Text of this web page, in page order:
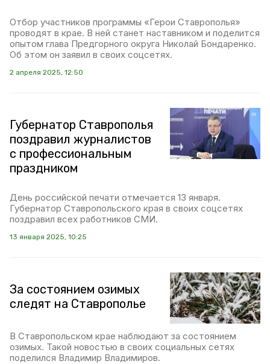
Отбор участников программы «Герои Ставрополья»
проводят в крае. В ней станет наставником и поделится
опытом глава Предгорного округа Николай Бондаренко.
Об этом он заявил в своих соцсетях.
2 апреля 2025, 12:50
Губернатор Ставрополья
поздравил журналистов
с профессиональным
праздником
День российской печати отмечается 13 января.
Губернатор Ставропольского края в своих соцсетях
поздравил всех работников СМИ.
13 января 2025, 10:25
За состоянием озимых
следят на Ставрополье
В Ставропольском крае наблюдают за состоянием
озимых. Такой новостью в своих социальных сетях
поделился Владимир Владимиров.